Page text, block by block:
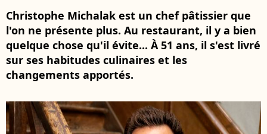
Christophe Michalak est un chef pâtissier que
l'on ne présente plus. Au restaurant, il y a bien
quelque chose qu'il évite... À 51 ans, il s'est livré
sur ses habitudes culinaires et les
changements apportés.